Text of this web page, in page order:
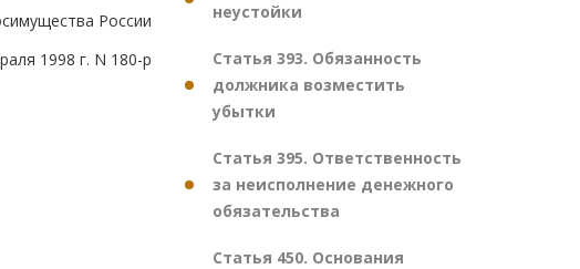
России
1998 г. N 180-р
неустойки
Статья 393. Обязанность
должника возместить
убытки
Статья 395. Ответственность
за неисполнение денежного
обязательства
Статья 450. Основания